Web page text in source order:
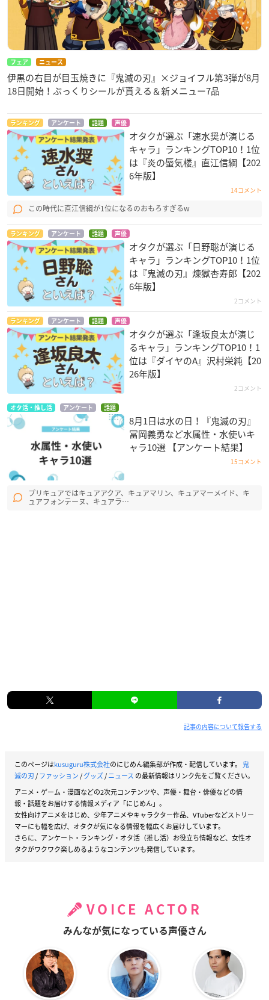
フェア ニュース
伊黒の右目が目玉焼きに『鬼滅の刃』×ジョイフル第3弾が8月
18日開始！ぷっくりシールが貰える＆新メニュー7品
ランキング アンケート 話題 声優
オタクが選ぶ「速水奨が演じる
キャラ」ランキングTOP10！1位
は『炎の蜃気楼』直江信綱【202
6年版】
14コメント
この時代に直江信綱が1位になるのおもろすぎるw
ランキング アンケート 話題 声優
オタクが選ぶ「日野聡が演じる
キャラ」ランキングTOP10！1位
は『鬼滅の刃』煉󠄁獄杏寿郎【202
6年版】
2コメント
ランキング アンケート 話題 声優
オタクが選ぶ「逢坂良太が演じ
るキャラ」ランキングTOP10！1
位は『ダイヤのA』沢村栄純【20
26年版】
2コメント
オタ活・推し活 アンケート 話題
8月1日は水の日！『鬼滅の刃』
冨岡義勇など水属性・水使いキ
ャラ10選 【アンケート結果】
15コメント
プリキュアではキュアアクア、キュアマリン、キュアマーメイド、キ
ュアフォンテーヌ、キュアラ…
記事の内容について報告する
このページはkusuguru株式会社のにじめん編集部が作成・配信しています。 鬼
滅の刃/ファッション/グッズ/ニュース の最新情報はリンク先をご覧ください。
アニメ・ゲーム・漫画などの2次元コンテンツや、声優・舞台・俳優などの情
報・話題をお届けする情報メディア「にじめん」。
女性向けアニメをはじめ、少年アニメやキャラクター作品、VTuberなどストリー
マーにも幅を広げ、オタクが気になる情報を幅広くお届けしています。
さらに、アンケート・ランキング・オタ活（推し活）お役立ち情報など、女性オ
タクがワクワク楽しめるようなコンテンツも発信しています。
VOICE ACTOR
みんなが気になっている声優さん